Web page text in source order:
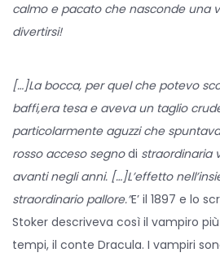
0
calmo e pacato che nasconde una
divertirsi!
[…]La bocca, per quel che potevo
baffi,era tesa e aveva un taglio
particolarmente aguzzi che
rosso acceso segnodi straordinaria
avanti negli anni. […]L’effetto
straordinario pallore.”E’ il 1897 e lo
Stoker descriveva così il vampiro
tempi, il conte Dracula. I vampiri